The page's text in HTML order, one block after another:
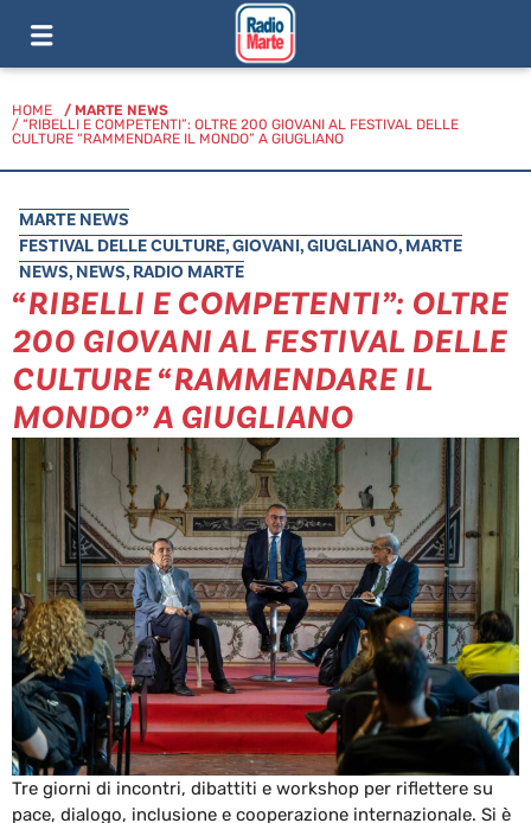
HOME / MARTE NEWS
/ “RIBELLI E COMPETENTI”: OLTRE 200 GIOVANI AL FESTIVAL DELLE
CULTURE “RAMMENDARE IL MONDO” A GIUGLIANO
MARTE NEWS
FESTIVAL DELLE CULTURE,GIOVANI,GIUGLIANO, MARTE
NEWS, NEWS, RADIO MARTE
“RIBELLI E COMPETENTI”: OLTRE
200 GIOVANI AL FESTIVAL DELLE
CULTURE “RAMMENDARE IL
MONDO” A GIUGLIANO
Tre giorni di incontri, dibattiti e workshop per riflettere su
pace, dialogo, inclusione e cooperazione internazionale. Si è